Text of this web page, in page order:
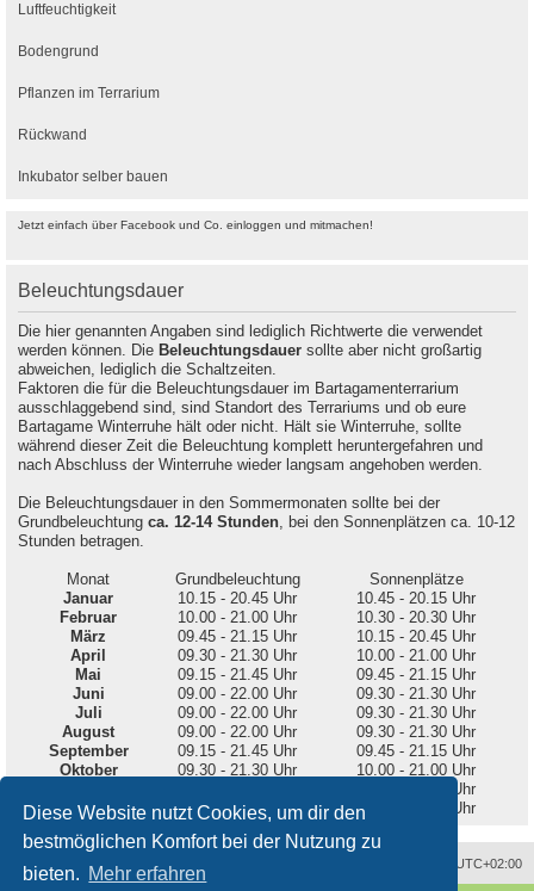
Diese Website nutzt Cookies, um dir den
bestmöglichen Komfort bei der Nutzung zu
bieten. Mehr erfahren
Jetzt einfach über Facebook und Co. einloggen und mitmachen!
Beleuchtungsdauer
Die hier genannten Angaben sind lediglich Richtwerte die verwendet
werden können. Die Beleuchtungsdauer sollte aber nicht großartig
abweichen, lediglich die Schaltzeiten.
Faktoren die für die Beleuchtungsdauer im Bartagamenterrarium
ausschlaggebend sind, sind Standort des Terrariums und ob eure
Bartagame Winterruhe hält oder nicht. Hält sie Winterruhe, sollte
während dieser Zeit die Beleuchtung komplett heruntergefahren und
nach Abschluss der Winterruhe wieder langsam angehoben werden.
Die Beleuchtungsdauer in den Sommermonaten sollte bei der
Grundbeleuchtung ca. 12-14 Stunden, bei den Sonnenplätzen ca. 10-12
Stunden betragen.
Monat Grundbeleuchtung
Sonnenplätze
Januar
10.15 - 20.45 Uhr
10.45 - 20.15 Uhr
Februar
10.00 - 21.00 Uhr
10.30 - 20.30 Uhr
März
09.45 - 21.15 Uhr
10.15 - 20.45 Uhr
April
09.30 - 21.30 Uhr
10.00 - 21.00 Uhr
Mai
09.15 - 21.45 Uhr
09.45 - 21.15 Uhr
Juni
09.00 - 22.00 Uhr
09.30 - 21.30 Uhr
Juli
09.00 - 22.00 Uhr
09.30 - 21.30 Uhr
August
09.00 - 22.00 Uhr
09.30 - 21.30 Uhr
September
09.15 - 21.45 Uhr
09.45 - 21.15 Uhr
Oktober
09.30 - 21.30 Uhr
10.00 - 21.00 Uhr
10.15 - 20.45 Uhr
Dezember
10.00 - 21.00 Uhr 10.30 - 20.30 Uhr
Luftfeuchtigkeit
Bodengrund
Pflanzen im Terrarium
Rückwand
Inkubator selber bauen
UTC+02:00